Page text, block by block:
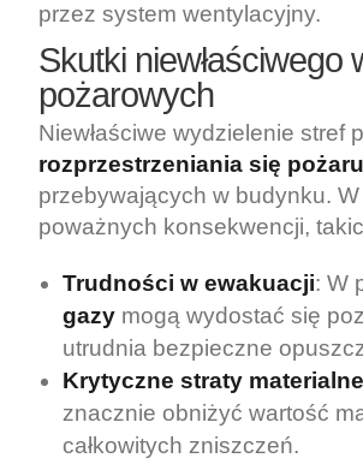
przez system wentylacyjny.
Skutki niewłaściwego
pożarowych
Niewłaściwe wydzielenie stref
rozprzestrzeniania się pożaru
przebywających w budynku.
poważnych konsekwencji,
Trudności w ewakuacji: W
gazy mogą wydostać się
utrudnia bezpieczne
Krytyczne straty materialne
znacznie obniżyć wartość
całkowitych zniszczeń.